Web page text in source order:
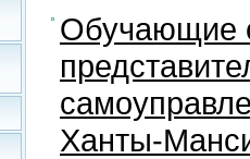
Обучающие
Ханты-